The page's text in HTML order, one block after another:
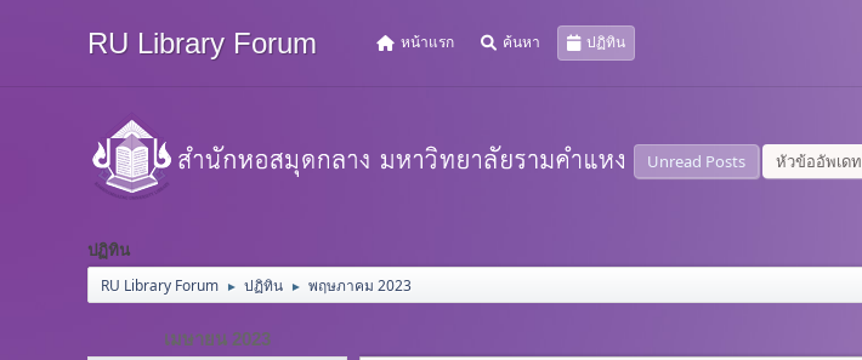
RU Library Forum หน้าแรก ค้นหา ปฏิทิน
Unread Posts หัวข้ออัพเดท
ปฏิทิน
RU Library Forum ► ปฏิทิน ► พฤษภาคม 2023
เมษายน 2023